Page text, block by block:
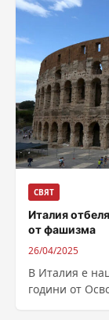
СВЯТ
Италия
от фашизма
26/04/2025
В Италия е
години от